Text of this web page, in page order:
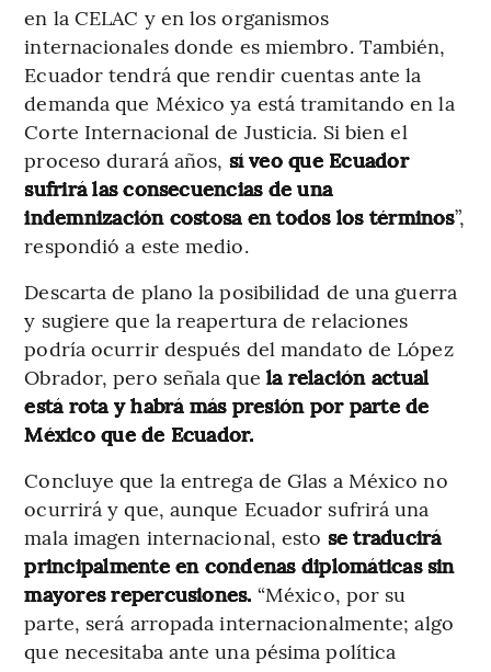
en la CELAC y en los organismos
internacionales donde es miembro. También,
Ecuador tendrá que rendir cuentas ante la
demanda que México ya está tramitando en la
Corte Internacional de Justicia. Si bien el
proceso durará años, sí veo que Ecuador
sufrirá las consecuencias de una
indemnización costosa en todos los términos”,
respondió a este medio.
Descarta de plano la posibilidad de una guerra
y sugiere que la reapertura de relaciones
podría ocurrir después del mandato de López
Obrador, pero señala que la relación actual
está rota y habrá más presión por parte de
México que de Ecuador.
Concluye que la entrega de Glas a México no
ocurrirá y que, aunque Ecuador sufrirá una
mala imagen internacional, esto se traducirá
principalmente en condenas diplomáticas sin
mayores repercusiones. “México, por su
parte, será arropada internacionalmente; algo
que necesitaba ante una pésima política